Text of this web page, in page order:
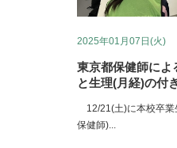
2025年01月07日(火)
東京都保健師によ
と生理(月経)の付
12/21(土)に本校卒業
保健師)...